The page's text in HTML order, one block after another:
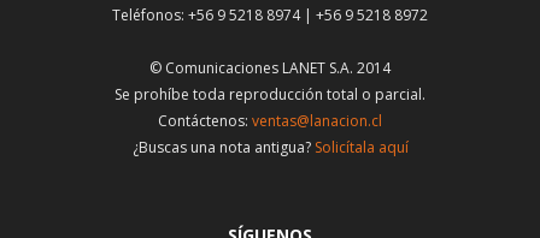
Teléfonos: +56 9 5218 8974 | +56 9 5218 8972
© Comunicaciones LANET S.A. 2014
Se prohíbe toda reproducción total o parcial.
Contáctenos: ventas@lanacion.cl
¿Buscas una nota antigua? Solicítala aquí